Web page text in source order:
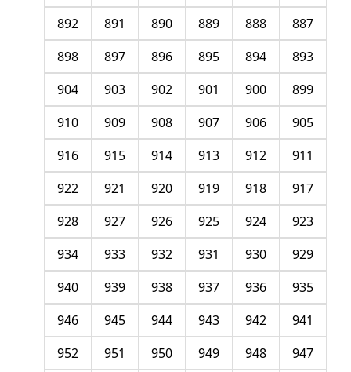
887
888
889
890
891
892
893
894
895
896
897
898
899
900
901
902
903
904
905
906
907
908
909
910
911
912
913
914
915
916
917
918
919
920
921
922
923
924
925
926
927
928
929
930
931
932
933
934
935
936
937
938
939
940
941
942
943
944
945
946
947
948
949
950
951
952